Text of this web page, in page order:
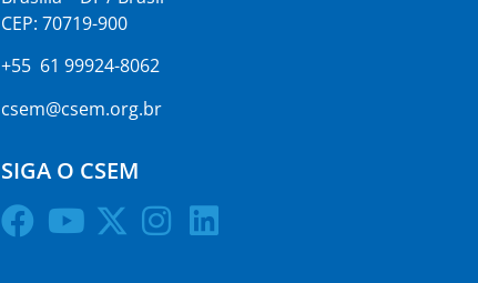
CEP: 70719-900
+55 61 99924-8062
csem@csem.org.br
SIGA O CSEM